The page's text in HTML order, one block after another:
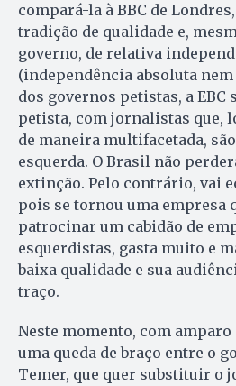
compará-la à BBC de
tradição de qualidade e,
governo, de relativa
(independência absoluta nem
dos governos petistas, a EBC
petista, com jornalistas que,
de maneira multifacetada,
esquerda. O Brasil não
extinção. Pelo contrário, vai
pois se tornou uma empresa
patrocinar um cabidão de
esquerdistas, gasta muito e
baixa qualidade e sua
traço.
Neste momento, com amparo
uma queda de braço entre o
Temer, que quer substituir o